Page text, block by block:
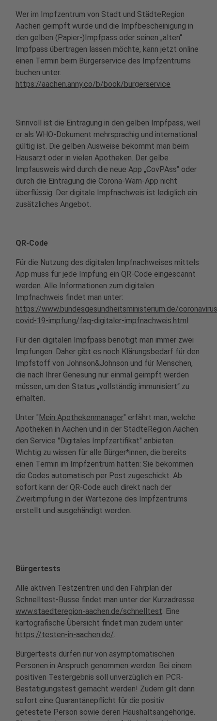
Wer im Impfzentrum von Stadt und StädteRegion
Aachen geimpft wurde und die Impfbescheinigung in
den gelben (Papier-)Impfpass oder seinen „alten“
Impfpass übertragen lassen möchte, kann jetzt online
einen Termin beim Bürgerservice des Impfzentrums
buchen unter:
https://aachen.anny.co/b/book/burgerservice
Sinnvoll ist die Eintragung in den gelben Impfpass, weil
er als WHO-Dokument mehrsprachig und international
gültig ist. Die gelben Ausweise bekommt man beim
Hausarzt oder in vielen Apotheken. Der gelbe
Impfausweis wird durch die neue App „CovPAss“ oder
durch die Eintragung die Corona-Warn-App nicht
überflüssig. Der digitale Impfnachweis ist lediglich ein
zusätzliches Angebot.
QR-Code
Für die Nutzung des digitalen Impfnachweises mittels
App muss für jede Impfung ein QR-Code eingescannt
werden. Alle Informationen zum digitalen
Impfnachweis findet man unter:
https://www.bundesgesundheitsministerium.de/
covid-19-impfung/faq-digitaler-impfnachweis.html
Für den digitalen Impfpass benötigt man immer zwei
Impfungen. Daher gibt es noch Klärungsbedarf für den
Impfstoff von Johnson&Johnson und für Menschen,
die nach Ihrer Genesung nur einmal geimpft werden
müssen, um den Status „vollständig immunisiert“ zu
erhalten.
Unter "Mein Apothekenmanager" erfährt man, welche
Apotheken in Aachen und in der StädteRegion Aachen
den Service "Digitales Impfzertifikat" anbieten.
Wichtig zu wissen für alle Bürger*innen, die bereits
einen Termin im Impfzentrum hatten: Sie bekommen
die Codes automatisch per Post zugeschickt. Ab
sofort kann der QR-Code auch direkt nach der
Zweitimpfung in der Wartezone des Impfzentrums
erstellt und ausgehändigt werden.
Bürgertests
Alle aktiven Testzentren und den Fahrplan der
Schnelltest-Busse findet man unter der Kurzadresse
www.staedteregion-aachen.de/schnelltest. Eine
kartografische Übersicht findet man zudem unter
https://testen-in-aachen.de/.
Bürgertests dürfen nur von asymptomatischen
Personen in Anspruch genommen werden. Bei einem
positiven Testergebnis soll unverzüglich ein PCR-
Bestätigungstest gemacht werden! Zudem gilt dann
sofort eine Quarantänepflicht für die positiv
getestete Person sowie deren Haushaltsangehörige.